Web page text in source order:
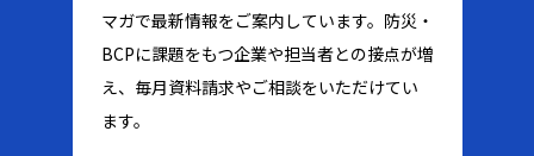
マガで最新情報をご案内しています。防災・
BCPに課題をもつ企業や担当者との接点が増
え、毎月資料請求やご相談をいただけてい
ます。